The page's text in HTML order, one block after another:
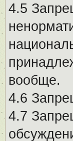
4.5
вообще.
4.6
4.7